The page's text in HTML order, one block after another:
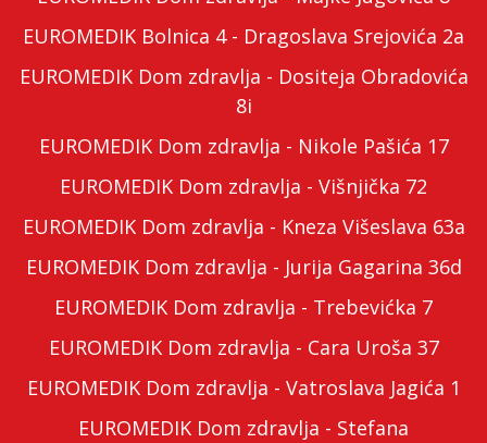
EUROMEDIK Bolnica 4 - Dragoslava Srejovića 2a
EUROMEDIK Dom zdravlja - Dositeja Obradovića
8i
EUROMEDIK Dom zdravlja - Nikole Pašića 17
EUROMEDIK Dom zdravlja - Višnjička 72
EUROMEDIK Dom zdravlja - Kneza Višeslava 63a
EUROMEDIK Dom zdravlja - Jurija Gagarina 36d
EUROMEDIK Dom zdravlja - Trebevićka 7
EUROMEDIK Dom zdravlja - Cara Uroša 37
EUROMEDIK Dom zdravlja - Vatroslava Jagića 1
EUROMEDIK Dom zdravlja - Stefana